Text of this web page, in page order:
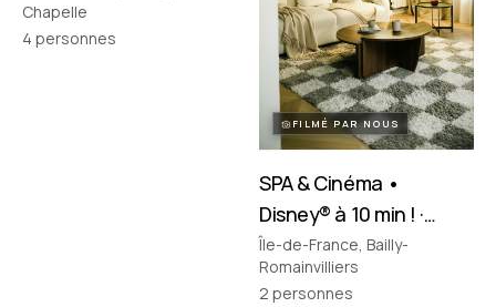
Chapelle
4 personnes
FILMÉ PAR NOUS
SPA & Cinéma •
Disney® à 10 min ! ·
Bailly-Romainvilliers
Île-de-France, Bailly-
Romainvilliers
2 personnes